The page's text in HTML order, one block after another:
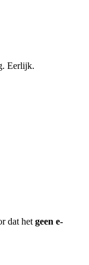
Eerlijk.
dat het geen e-